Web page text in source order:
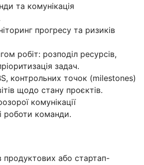
та комунікація
прогресу та ризиків
робіт: розподіл ресурсів,
задач.
контрольних точок (milestones)
щодо стану проєктів.
комунікації
роботи команди.
продуктових або стартап-